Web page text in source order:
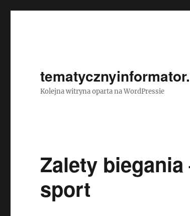
Kolejna witryna oparta na WordPressie
Zalety
sport